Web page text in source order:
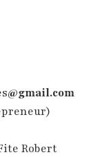
@gmail.com
Robert